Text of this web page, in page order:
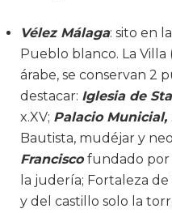
Vélez Málaga: sito en
Pueblo blanco. La Villa
árabe, se conservan 2
destacar: Iglesia de
x.XV; Palacio Municial,
Bautista, mudéjar y
Franciscofundado por
la judería; Fortaleza
y del castillo solo la